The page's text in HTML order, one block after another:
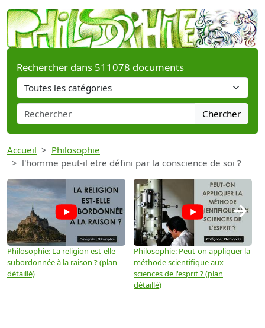
Rechercher dans 511078 documents
Chercher
Accueil
Philosophie
l'homme peut-il etre défini par la conscience de soi ?
Philosophie: La religion est-elle
subordonnée à la raison ? (plan
détaillé)
Philosophie: Peut-on appliquer la
méthode scientifique aux
sciences de l'esprit ? (plan
détaillé)
→